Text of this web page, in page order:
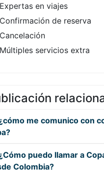
Expertas en viajes
Confirmación de reserva
Cancelación
Múltiples servicios extra
me comunico con
puedo llamar a
Colombia?